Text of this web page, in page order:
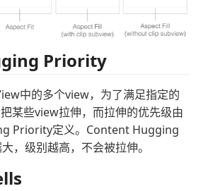
Priority
中的多个view，为了满足指定的
某些view拉伸，而拉伸的优先级由
Priority定义。Content Hugging
，级别越高，不会被拉伸。